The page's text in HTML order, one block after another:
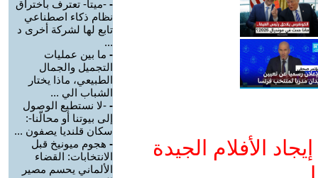
الأفلام الجيدة
- -ميتا- تعترف باختراق
نظام ذكاء اصطناعي
تابع لها لشركة أخرى د
...
- ما بين عمليات
التجميل والجمال
الطبيعي، ماذا يختار
الشباب الي ...
- -لا نستطيع الوصول
إلى بيوتنا أو محالّنا-:
سكان قلنديا يصفون ...
- هجوم ميونيخ قبل
الانتخابات: القضاء
الألماني يحسم مصير